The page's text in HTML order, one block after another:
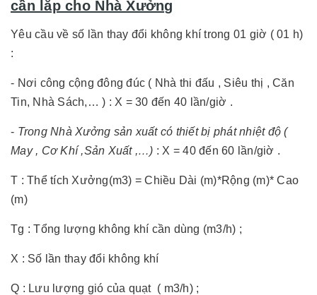
cần lắp cho Nhà Xưởng
Yêu cầu về số lần thay đổi không khí trong 01 giờ ( 01 h)
:
- Nơi công cộng đông đúc ( Nhà thi đấu , Siêu thị , Căn
Tin, Nhà Sách,… ) : X = 30 đến 40 lần/giờ .
- Trong Nhà Xưởng sản xuất có thiết bị phát nhiệt độ (
May , Cơ Khí ,Sản Xuất ,…) : X = 40 đến 60 lần/giờ .
T : Thể tích Xưởng(m3) = Chiều Dài (m)*Rộng (m)* Cao
(m)
Tg : Tổng lượng không khí cần dùng (m3/h) ;
X : Số lần thay đổi không khí
Q : Lưu lượng gió của quạt ( m3/h) ;